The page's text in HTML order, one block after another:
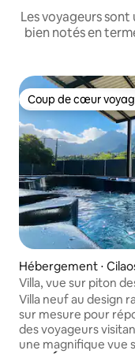
Les voyageurs
bien notés en
Coup de cœur
Coup de cœur
Hébergement ⋅
Villa, vue sur piton
Villa neuf au design
sur mesure pour
des voyageurs visitant Cilaos: Elle
une magnifique vue